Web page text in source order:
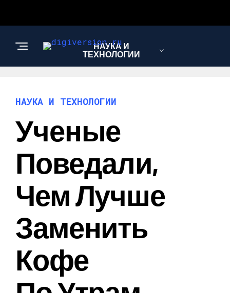
НАУКА И
ТЕХНОЛОГИИ
НАУКА И ТЕХНОЛОГИИ
Ученые
Поведали,
Чем Лучше
Заменить
Кофе